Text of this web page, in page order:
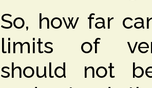
So, how far
limits of
should not